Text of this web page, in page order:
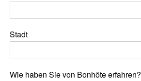
Stadt
Wie haben Sie von Bonhôte erfahren?